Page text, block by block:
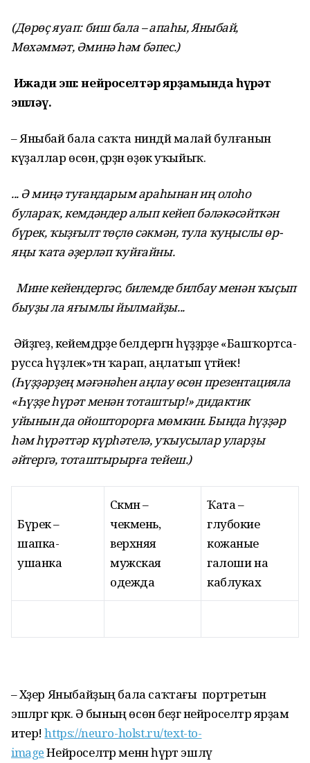
(Дөрөҫ яуап: биш бала – апаһы, Яныбай,
Мөхәммәт, Әминә һәм бәпес.)
Ижади эш: нейроселтәр ярҙамында һүрәт
эшләү.
– Яныбай бала саҡта ниндәй малай булғанын
күҙаллар өсөн, әҫәрҙән өҙөк уҡыйыҡ.
... Ә миңә туғандарым араһынан иң олоһо
булараҡ, кемдәндер алып кейеп бәләкәсәйткән
бүрек, ҡыҙғылт төҫлө сәкмән, тула ҡуңыслы өр-
яңы ҡата әҙерләп ҡуйғайны.
Мине кейендергәс, билемде билбау менән ҡыҫып
быуҙы ла яғымлы йылмайҙы...
Әйҙәгеҙ, кейемдәрҙе белдергән һүҙҙәрҙе «Башҡортса-
русса һүҙлек»тән ҡарап, аңлатып үтәйек!
(Һүҙҙәрҙең мәғәнәһен аңлау өсөн презентацияла
«Һүҙҙе һүрәт менән тоташтыр!» дидактик
уйынын да ойошторорға мөмкин. Бында һүҙҙәр
һәм һүрәттәр күрһәтелә, уҡыусылар уларҙы
әйтергә, тоташтырырға тейеш.)
Бүрек –
шапка-
ушанка
Сәкмән –
чекмень,
верхняя
мужская
одежда
Ҡата –
глубокие
кожаные
галоши на
каблуках
– Хәҙер Яныбайҙың бала саҡтағы портретын
эшләргә кәрәк. Ә бының өсөн беҙгә нейроселтәр ярҙам
итер!https://neuro-holst.ru/text-to-
imageНейроселтәр менән һүрәт эшләү